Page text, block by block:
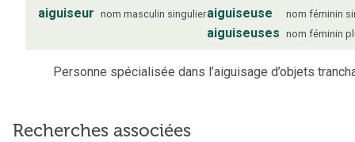
aiguiseur nom masculin singulieraiguiseuse nom féminin
aiguiseuses nom féminin
Personne spécialisée dans l’aiguisage d’objets
Recherches associées